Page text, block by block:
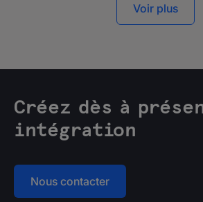
Voir plus
Créez dès à
intégration
Nous contacter